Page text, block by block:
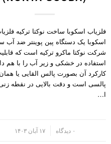
فلزیاب اسکوبا ساخت نوکتا ترکیه
اسکوبا یک دستگاه پین پوینتر ضد آب
شرکت نوکتا ماکرو ترکیه است که
استفاده در خشکی و زیر آب را با هم
کارکرد آن بصورت پالس القایی یا همان
پالسی است و دقت بالایی در نقطه
ا…
۰ دیدگاه ۱۷ آبان ۱۴۰۳